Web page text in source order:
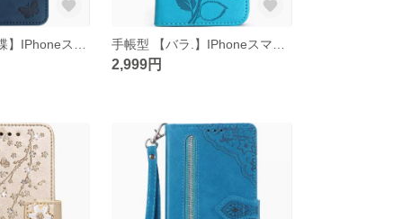
2,999円